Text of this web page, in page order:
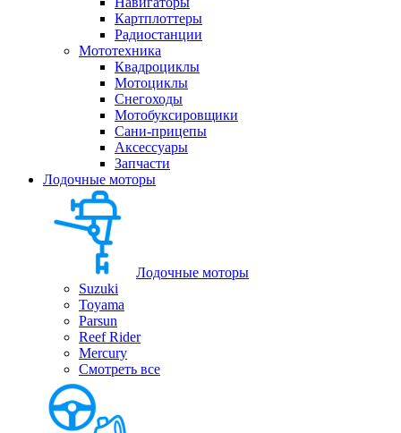
Картплоттеры
Радиостанции
Мототехника
Квадроциклы
Мотоциклы
Снегоходы
Мотобуксировщики
Сани-прицепы
Аксессуары
Запчасти
Лодочные моторы
Лодочные моторы
Suzuki
Toyama
Parsun
Reef Rider
Mercury
Смотреть все